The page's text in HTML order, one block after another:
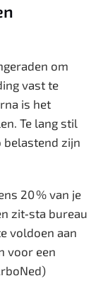
om
vast te
is het
Te lang stil
belastend zijn
20 % van je
zit‑sta bureau
voldoen aan
voor een